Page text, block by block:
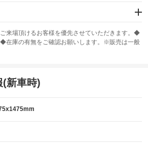
手席/サイド
ABS
生
ご来場頂けるお客様を優先させていただきます。◆
在庫の有無をご確認お願いします。※販売は一般
(新車時)